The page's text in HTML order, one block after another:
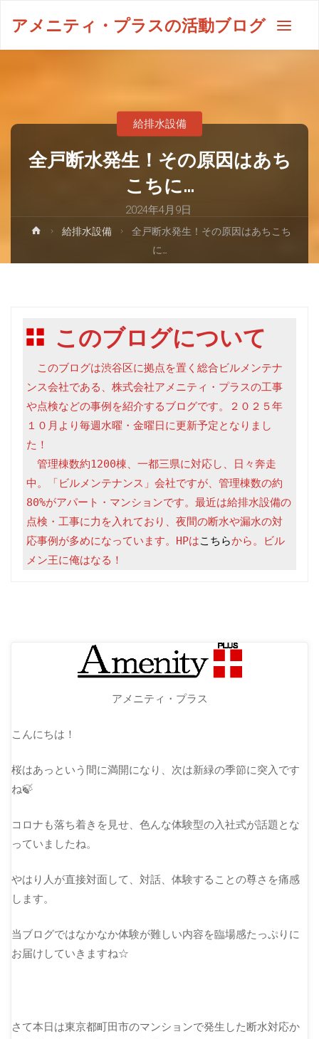
アメニティ・プラスの活動ブログ
全戸断水発生！その原因はあち
こちに…
2024年4月9日
給排水設備
給排水設備
全戸断水発生！その原因はあちこち
に…
このブログについて
このブログは渋谷区に拠点を置く総合ビルメンテナ
ンス会社である、株式会社アメニティ・プラスの工事
や点検などの事例を紹介するブログです。２０２５年
１０月より毎週水曜・金曜日に更新予定となりまし
た！
管理棟数約1200棟、一都三県に対応し、日々奔走
中。「ビルメンテナンス」会社ですが、管理棟数の約
80%がアパート・マンションです。最近は給排水設備の
点検・工事に力を入れており、夜間の断水や漏水の対
応事例が多めになっています。HPはこちらから。ビル
メン王に俺はなる！
アメニティ・プラス
こんにちは！
桜はあっという間に満開になり、次は新緑の季節に突入です
ね🍃
コロナも落ち着きを見せ、色んな体験型の入社式が話題とな
っていましたね。
やはり人が直接対面して、対話、体験することの尊さを痛感
します。
当ブログではなかなか体験が難しい内容を臨場感たっぷりに
お届けしていきますね☆
さて本日は東京都町田市のマンションで発生した断水対応か